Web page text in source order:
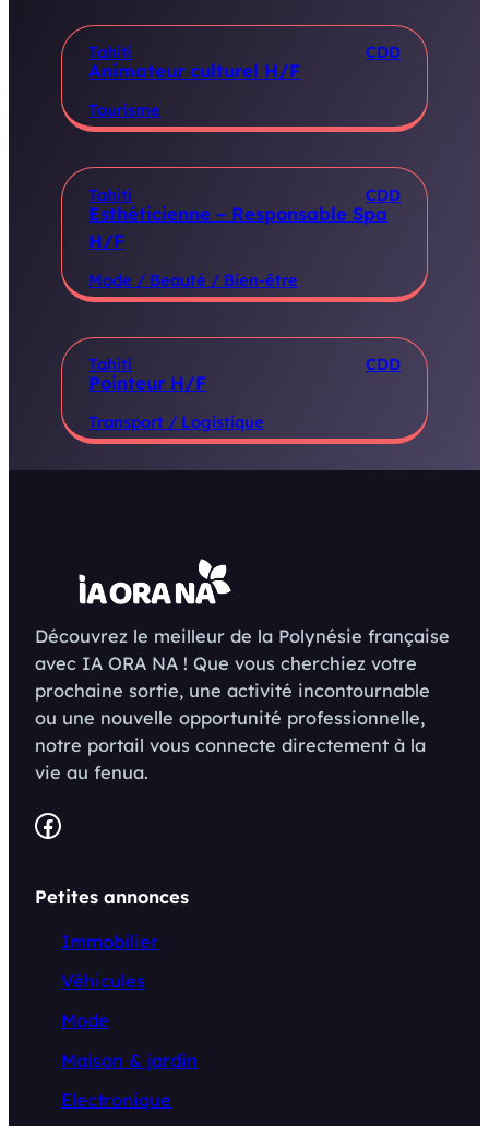
Tahiti CDD
Animateur culturel H/F
Tourisme
Tahiti CDD
Esthéticienne – Responsable Spa
H/F
Mode / Beauté / Bien-être
Tahiti CDD
Pointeur H/F
Transport / Logistique
Découvrez le meilleur de la Polynésie française
avec IA ORA NA ! Que vous cherchiez votre
prochaine sortie, une activité incontournable
ou une nouvelle opportunité professionnelle,
notre portail vous connecte directement à la
vie au fenua.
Facebook
Petites annonces
Immobilier
Véhicules
Mode
Maison & jardin
Electronique